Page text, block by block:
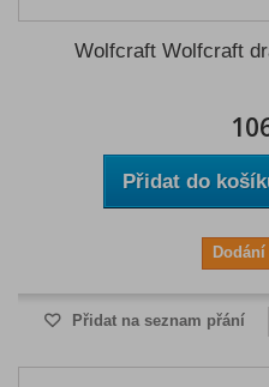
Wolfcraft Wolfcraft
Přidat do
Přidat na seznam přání